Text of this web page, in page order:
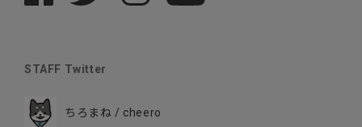
STAFF Twitter
ちろまね / cheero